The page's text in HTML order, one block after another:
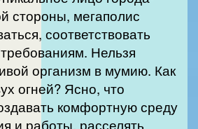
стороны, мегаполис
соответствовать
Нельзя
организм в мумию. Как
огней? Ясно, что
комфортную среду
и работы, расселять